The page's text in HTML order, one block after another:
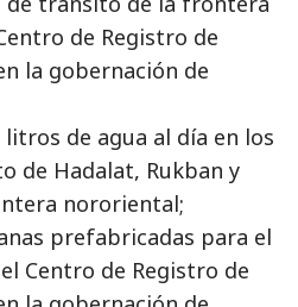
de Registro de
la gobernación de
de agua al día en los
de Hadalat, Rukban y
nororiental;
prefabricadas para el
Centro de Registro de